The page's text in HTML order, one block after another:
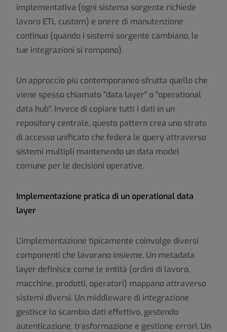
implementativa (ogni sistema sorgente richiede
lavoro ETL custom) e onere di manutenzione
continuo (quando i sistemi sorgente cambiano, le
tue integrazioni si rompono).
Un approccio più contemporaneo sfrutta quello che
viene spesso chiamato "data layer" o "operational
data hub". Invece di copiare tutti i dati in un
repository centrale, questo pattern crea uno strato
di accesso unificato che federa le query attraverso
sistemi multipli mantenendo un data model
comune per le decisioni operative.
Implementazione pratica di un operational data
layer
L'implementazione tipicamente coinvolge diversi
componenti che lavorano insieme. Un metadata
layer definisce come le entità (ordini di lavoro,
macchine, prodotti, operatori) mappano attraverso
sistemi diversi. Un middleware di integrazione
gestisce lo scambio dati effettivo, gestendo
autenticazione, trasformazione e gestione errori. Un